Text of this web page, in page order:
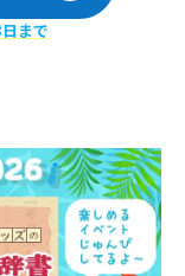
まで